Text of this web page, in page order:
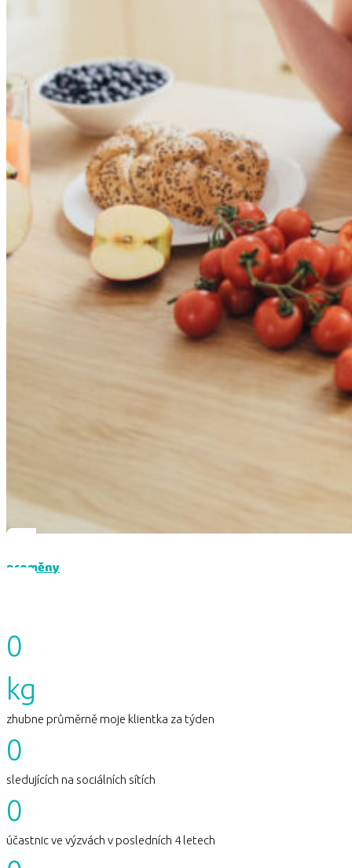
proměny
0
kg
zhubne průměrně moje klientka za týden
0
sledujících na sociálních sítích
0
účastnic ve výzvách v posledních 4 letech